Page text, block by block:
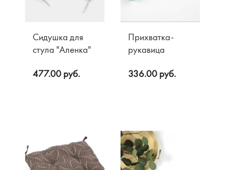
Сидушка для
стула "Аленка"
477.00 руб.
Прихватка-
рукавица
336.00 руб.